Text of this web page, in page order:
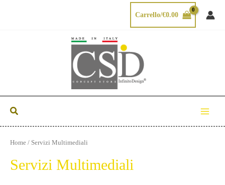
Carrello/€0.00
Cerca
Home / Servizi Multimediali
Servizi Multimediali